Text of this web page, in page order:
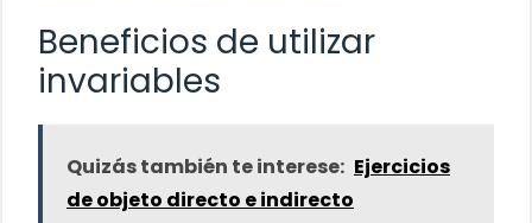
Beneficios de utilizar
invariables
Quizás también te interese: Ejercicios
de objeto directo e indirecto